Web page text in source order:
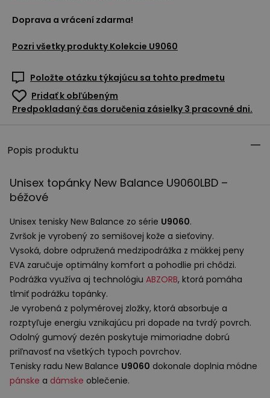
Doprava a vrácení zdarma!
Pozri všetky produkty Kolekcie U9060
Položte otázku týkajúcu sa tohto predmetu
Pridať k obľúbeným
Predpokladaný čas doručenia zásielky 3 pracovné dni.
Popis produktu
Unisex topánky New Balance U9060LBD –
béžové
Unisex tenisky New Balance zo série U9060.
Zvršok je vyrobený zo semišovej kože a sieťoviny.
Vysoká, dobre odpružená medzipodrážka z mäkkej peny
EVA zaručuje optimálny komfort a pohodlie pri chôdzi.
Podrážka využíva aj technológiu ABZORB, ktorá pomáha
tlmiť podrážku topánky.
Je vyrobená z polymérovej zložky, ktorá absorbuje a
rozptyľuje energiu vznikajúcu pri dopade na tvrdý povrch.
Odolný gumový dezén poskytuje mimoriadne dobrú
priľnavosť na všetkých typoch povrchov.
Tenisky radu New Balance U9060 dokonale doplnia módne
pánske a dámske oblečenie.